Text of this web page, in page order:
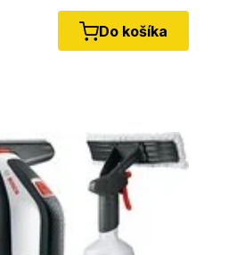
Do košíka